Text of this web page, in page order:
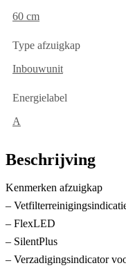
60 cm
Type afzuigkap
Inbouwunit
Energielabel
A
Beschrijving
Kenmerken afzuigkap
–
– FlexLED
– SilentPlus
– Verzadigingsindicator